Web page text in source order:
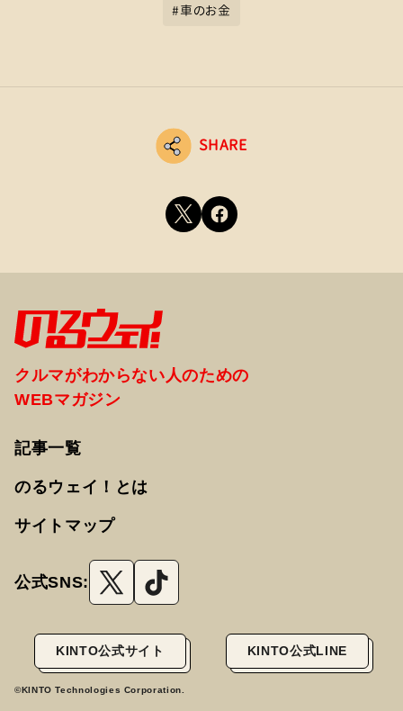
#車のお金
SHARE
クルマがわからない人のための
WEBマガジン
記事一覧
のるウェイ！とは
サイトマップ
公式SNS:
KINTO公式サイト KINTO公式LINE
©KINTO Technologies Corporation.